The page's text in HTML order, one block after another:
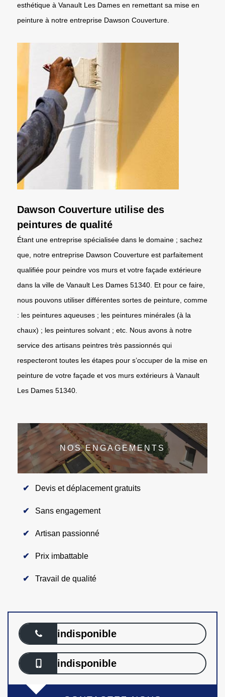
esthétique à Vanault Les Dames en remettant sa mise en
peinture à notre entreprise Dawson Couverture.
Dawson Couverture utilise des
peintures de qualité
Étant une entreprise spécialisée dans le domaine ; sachez
que, notre entreprise Dawson Couverture est parfaitement
qualifiée pour peindre vos murs et votre façade extérieure
dans la ville de Vanault Les Dames 51340. Et pour ce faire,
nous pouvons utiliser différentes sortes de peinture, comme
: les peintures aqueuses ; les peintures minérales (à la
chaux) ; les peintures solvant ; etc. Nous avons à notre
service des artisans peintres très passionnés qui
respecteront toutes les étapes pour s’occuper de la mise en
peinture de votre façade et vos murs extérieurs à Vanault
Les Dames 51340.
NOS ENGAGEMENTS
Devis et déplacement gratuits
Sans engagement
Artisan passionné
Prix imbattable
Travail de qualité
indisponible
indisponible